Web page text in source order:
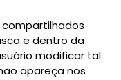
compartilhados
e dentro da
modificar tal
apareça nos